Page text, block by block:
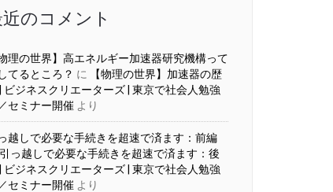
のコメント
物理の世界】高エネルギー加速器研究機構って
てるところ？ に
【物理の世界】加速器の歴
ビジネスクリエーターズ | 東京で社会人勉強
セミナー開催 より
越しで必要な手続きを超速で済ます：前編
引っ越しで必要な手続きを超速で済ます：後
ビジネスクリエーターズ | 東京で社会人勉強
セミナー開催 より